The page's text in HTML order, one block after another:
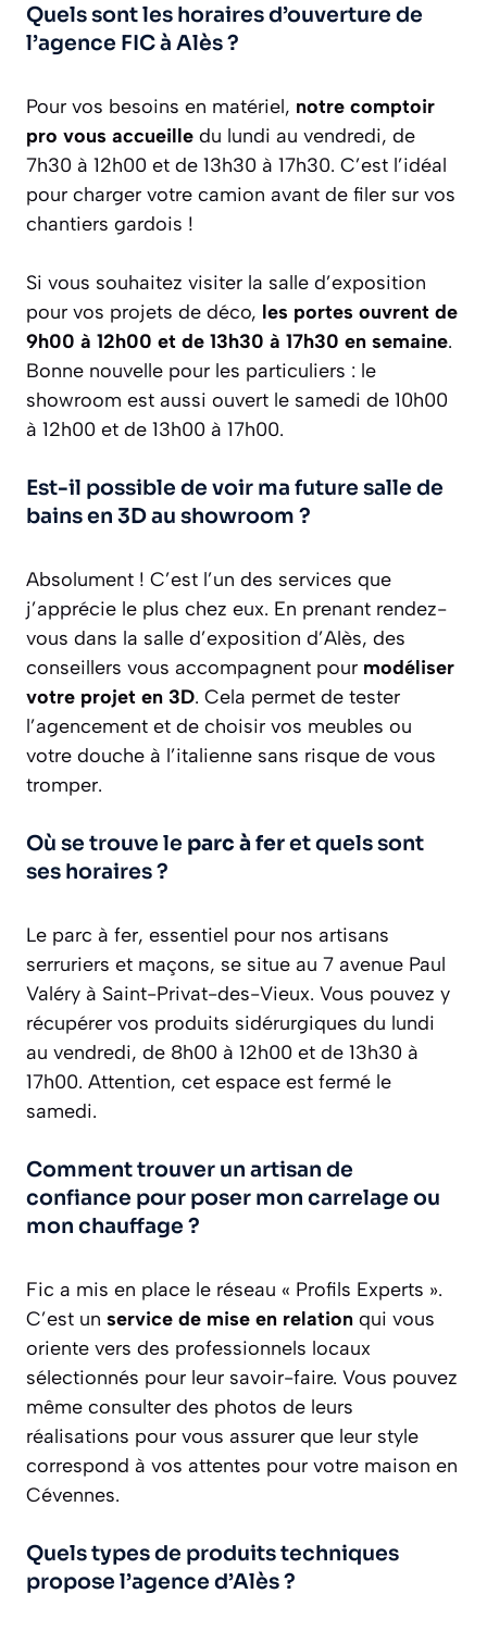
Quels sont les horaires d’ouverture de
l’agence FIC à Alès ?
Pour vos besoins en matériel, notre comptoir
pro vous accueille du lundi au vendredi, de
7h30 à 12h00 et de 13h30 à 17h30. C’est l’idéal
pour charger votre camion avant de filer sur vos
chantiers gardois !
Si vous souhaitez visiter la salle d’exposition
pour vos projets de déco, les portes ouvrent de
9h00 à 12h00 et de 13h30 à 17h30 en semaine.
Bonne nouvelle pour les particuliers : le
showroom est aussi ouvert le samedi de 10h00
à 12h00 et de 13h00 à 17h00.
Est-il possible de voir ma future salle de
bains en 3D au showroom ?
Absolument ! C’est l’un des services que
j’apprécie le plus chez eux. En prenant rendez-
vous dans la salle d’exposition d’Alès, des
conseillers vous accompagnent pour modéliser
votre projet en 3D. Cela permet de tester
l’agencement et de choisir vos meubles ou
votre douche à l’italienne sans risque de vous
tromper.
Où se trouve le parc à feret quels sont
ses horaires ?
Le parc à fer, essentiel pour nos artisans
serruriers et maçons, se situe au 7 avenue Paul
Valéry à Saint-Privat-des-Vieux. Vous pouvez y
récupérer vos produits sidérurgiques du lundi
au vendredi, de 8h00 à 12h00 et de 13h30 à
17h00. Attention, cet espace est fermé le
samedi.
Comment trouver un artisan de
confiance pour poser mon carrelage ou
mon chauffage ?
Fic a mis en place le réseau « Profils Experts ».
C’est un service de mise en relation qui vous
oriente vers des professionnels locaux
sélectionnés pour leur savoir-faire. Vous pouvez
même consulter des photos de leurs
réalisations pour vous assurer que leur style
correspond à vos attentes pour votre maison en
Cévennes.
Quels types de produits techniques
propose l’agence d’Alès ?